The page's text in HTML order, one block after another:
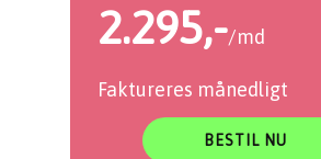
2.295,-/md
Faktureres månedligt
BESTIL NU